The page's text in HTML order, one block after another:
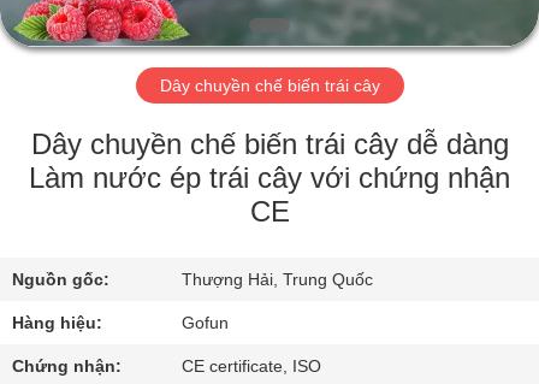
VIDEO
HƯỚNG
DẪN
VR
CHÚNG
TÔI
Dây chuyền chế biến trái cây
Dây chuyền chế biến trái cây dễ dàng
Làm nước ép trái cây với chứng nhận
CE
Nguồn gốc: Thượng Hải, Trung Quốc
Hàng hiệu: Gofun
Chứng nhận: CE certificate, ISO